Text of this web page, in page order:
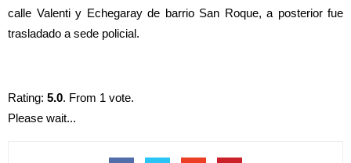
calle Valenti y Echegaray de barrio San Roque, a posterior fue
trasladado a sede policial.
Rating: 5.0. From 1 vote.
Please wait...